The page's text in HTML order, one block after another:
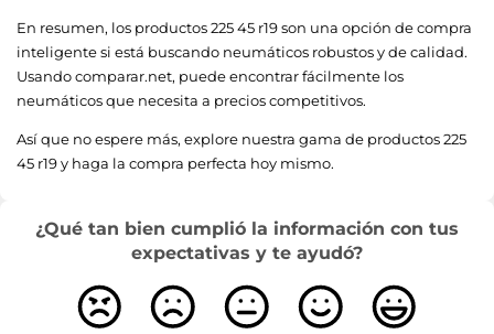
En resumen, los productos 225 45 r19 son una opción de compra
inteligente si está buscando neumáticos robustos y de calidad.
Usando comparar.net, puede encontrar fácilmente los
neumáticos que necesita a precios competitivos.
Así que no espere más, explore nuestra gama de productos 225
45 r19 y haga la compra perfecta hoy mismo.
¿Qué tan bien cumplió la información con tus
expectativas y te ayudó?